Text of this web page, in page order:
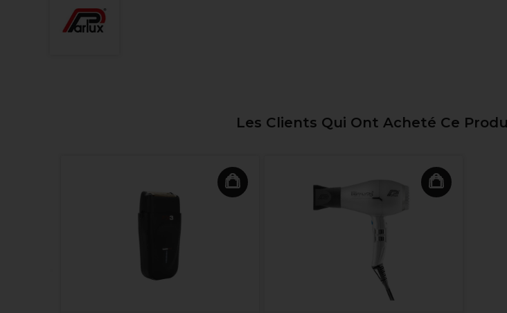
Les Clients Qui Ont Acheté Ce